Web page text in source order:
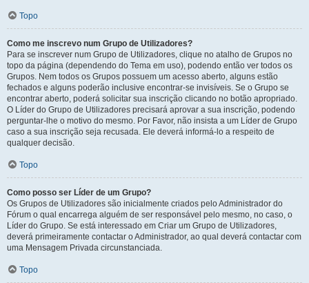
Topo
Como me inscrevo num Grupo de Utilizadores?
Para se inscrever num Grupo de Utilizadores, clique no atalho de Grupos no
topo da página (dependendo do Tema em uso), podendo então ver todos os
Grupos. Nem todos os Grupos possuem um acesso aberto, alguns estão
fechados e alguns poderão inclusive encontrar-se invisíveis. Se o Grupo se
encontrar aberto, poderá solicitar sua inscrição clicando no botão apropriado.
O Líder do Grupo de Utilizadores precisará aprovar a sua inscrição, podendo
perguntar-lhe o motivo do mesmo. Por Favor, não insista a um Líder de Grupo
caso a sua inscrição seja recusada. Ele deverá informá-lo a respeito de
qualquer decisão.
Topo
Como posso ser Líder de um Grupo?
Os Grupos de Utilizadores são inicialmente criados pelo Administrador do
Fórum o qual encarrega alguém de ser responsável pelo mesmo, no caso, o
Líder do Grupo. Se está interessado em Criar um Grupo de Utilizadores,
deverá primeiramente contactar o Administrador, ao qual deverá contactar com
uma Mensagem Privada circunstanciada.
Topo